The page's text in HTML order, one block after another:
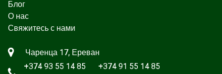
Блог
О нас
Свяжитесь с нами
Чаренца 17, Ереван
+374 93 55 14 85
+374 91 55 14 85